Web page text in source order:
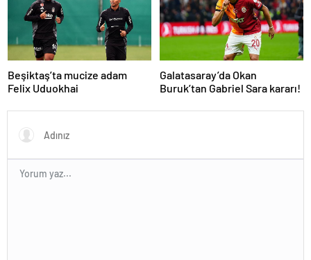
Beşiktaş’ta mucize adam
Felix Uduokhai
Galatasaray’da Okan
Buruk’tan Gabriel Sara kararı!